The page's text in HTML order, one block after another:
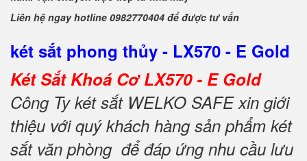
Liên hệ ngay hotline 0982770404 để được tư vấn
két sắt phong thủy - LX570 - E Gold
Két Sắt Khoá Cơ LX570 - E Gold
Công Ty két sắt WELKO SAFE xin giới
thiệu với quý khách hàng sản phẩm két
sắt văn phòng để đáp ứng nhu cầu lưu